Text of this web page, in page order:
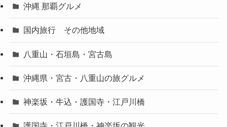
沖縄 那覇グルメ
国内旅行 その他地域
八重山・石垣島・宮古島
沖縄県・宮古・八重山の旅グルメ
神楽坂・牛込・護国寺・江戸川橋